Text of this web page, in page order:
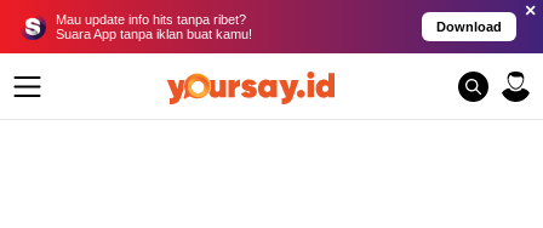
Mau update info hits tanpa ribet?
Suara App tanpa iklan buat kamu!
Download
×